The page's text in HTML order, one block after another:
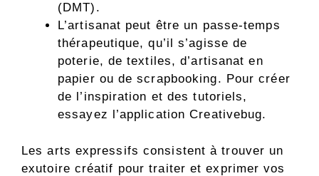
(DMT).
L’artisanat peut être un passe-temps
thérapeutique, qu’il s’agisse de
poterie, de textiles, d’artisanat en
papier ou de scrapbooking. Pour créer
de l’inspiration et des tutoriels,
essayez l’application Creativebug.
Les arts expressifs consistent à trouver un
exutoire créatif pour traiter et exprimer vos